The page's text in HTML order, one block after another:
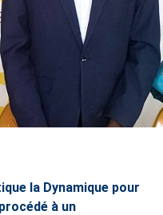
la Dynamique pour
à un